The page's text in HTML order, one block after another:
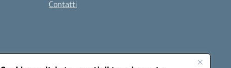
Contatti
Seguici su: